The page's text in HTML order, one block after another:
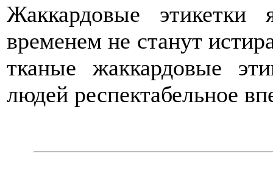
Жаккардовые
временем не станут
тканые жаккардовые
людей респектабельное